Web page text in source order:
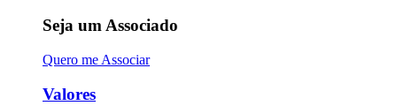
Seja um Associado
Quero me Associar
Valores